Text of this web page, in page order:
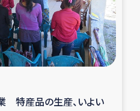
特産品の生産、いよい